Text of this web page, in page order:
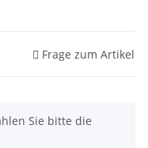
Frage zum Artikel
Sie bitte die